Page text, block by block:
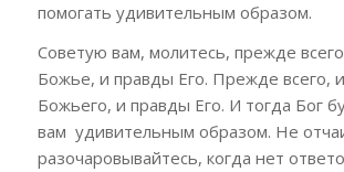
помогать удивительным образом.
Советую вам, молитесь, прежде
Божье, и правды Его. Прежде всего,
Божьего, и правды Его. И тогда Бог
вам удивительным образом. Не
разочаровывайтесь, когда нет